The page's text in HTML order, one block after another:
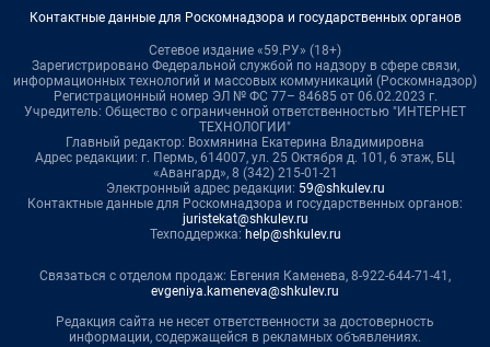
Контактные данные для Роскомнадзора и государственных органов
Сетевое издание «59.РУ» (18+)
Зарегистрировано Федеральной службой по надзору в сфере связи,
информационных технологий и массовых коммуникаций (Роскомнадзор)
Регистрационный номер ЭЛ № ФС 77– 84685 от 06.02.2023 г.
Учредитель: Общество с ограниченной ответственностью "ИНТЕРНЕТ
ТЕХНОЛОГИИ"
Главный редактор: Вохмянина Екатерина Владимировна
Адрес редакции: г. Пермь, 614007, ул. 25 Октября д. 101, 6 этаж, БЦ
«Авангард», 8 (342) 215-01-21
Электронный адрес редакции: 59@shkulev.ru
Контактные данные для Роскомнадзора и государственных органов:
juristekat@shkulev.ru
Техподдержка: help@shkulev.ru
Связаться с отделом продаж: Евгения Каменева, 8-922-644-71-41,
evgeniya.kameneva@shkulev.ru
Редакция сайта не несет ответственности за достоверность
информации, содержащейся в рекламных объявлениях.